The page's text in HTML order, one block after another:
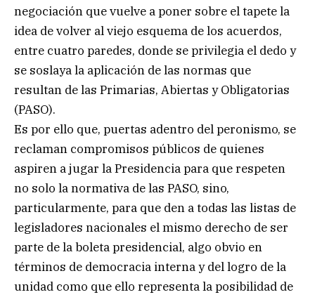
negociación que vuelve a poner sobre el tapete la
idea de volver al viejo esquema de los acuerdos,
entre cuatro paredes, donde se privilegia el dedo y
se soslaya la aplicación de las normas que
resultan de las Primarias, Abiertas y Obligatorias
(PASO).
Es por ello que, puertas adentro del peronismo, se
reclaman compromisos públicos de quienes
aspiren a jugar la Presidencia para que respeten
no solo la normativa de las PASO, sino,
particularmente, para que den a todas las listas de
legisladores nacionales el mismo derecho de ser
parte de la boleta presidencial, algo obvio en
términos de democracia interna y del logro de la
unidad como que ello representa la posibilidad de